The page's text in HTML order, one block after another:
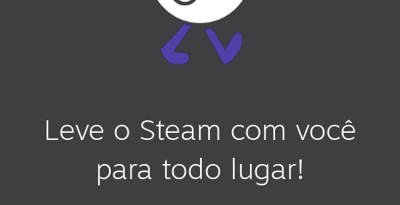
Leve o Steam com você
para todo lugar!